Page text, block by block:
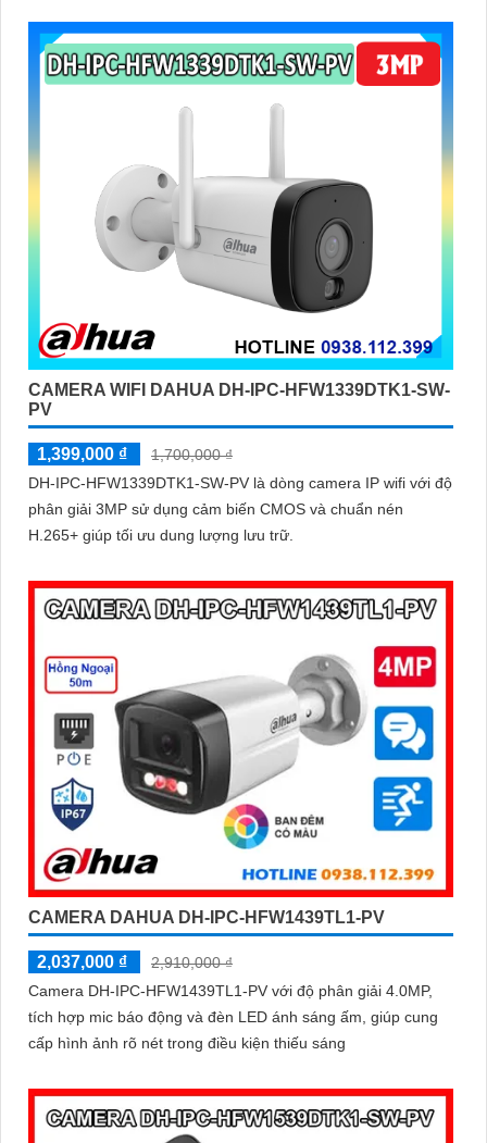
CAMERA WIFI DAHUA DH-IPC-HFW1339DTK1-SW-
PV
1,399,000 ₫
1,700,000 ₫
DH-IPC-HFW1339DTK1-SW-PV là dòng camera IP wifi với độ
phân giải 3MP sử dụng cảm biến CMOS và chuẩn nén
H.265+ giúp tối ưu dung lượng lưu trữ.
CAMERA DAHUA DH-IPC-HFW1439TL1-PV
2,037,000 ₫
2,910,000 ₫
Camera DH-IPC-HFW1439TL1-PV với độ phân giải 4.0MP,
tích hợp mic báo động và đèn LED ánh sáng ấm, giúp cung
cấp hình ảnh rõ nét trong điều kiện thiếu sáng